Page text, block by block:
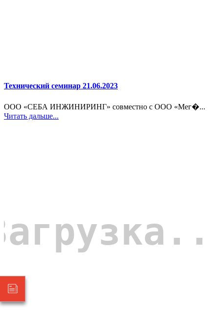
Технический семинар 21.06.2023
ООО «СЕБА ИНЖИНИРИНГ» совместно с ООО «Мег�...
Читать дальше...